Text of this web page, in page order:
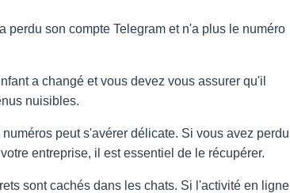
perdu son compte Telegram et n'a plus le numéro
a changé et vous devez vous assurer qu'il
nuisibles.
peut s'avérer délicate. Si vous avez perdu
entreprise, il est essentiel de le récupérer.
sont cachés dans les chats. Si l'activité en ligne